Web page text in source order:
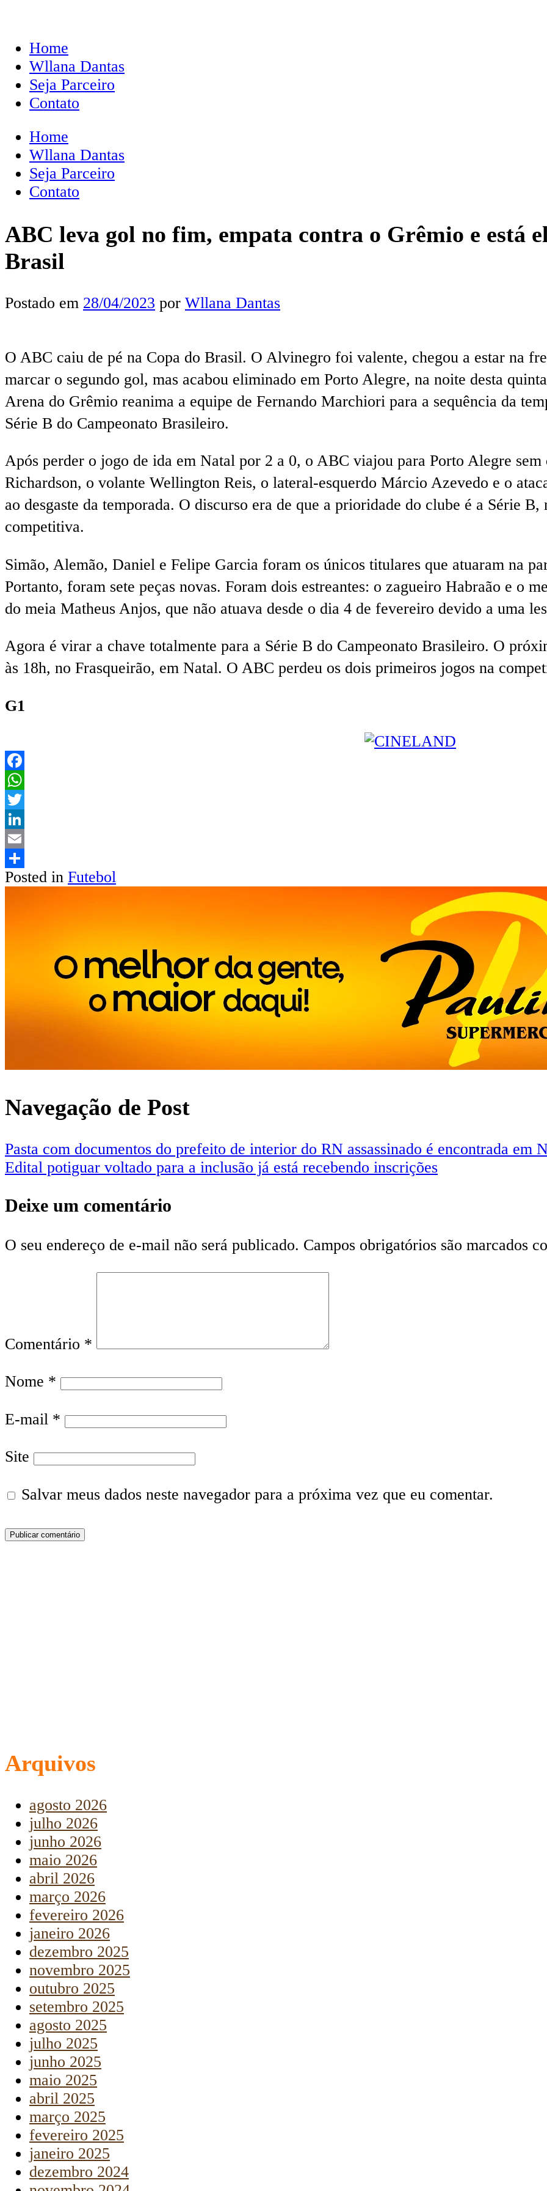
Home
Wllana Dantas
Seja Parceiro
Contato
Home
Wllana Dantas
Seja Parceiro
Contato
ABC leva gol no fim, empata contra o Grêmio e está
Brasil
Postado em 28/04/2023 por Wllana Dantas
O ABC caiu de pé na Copa do Brasil. O Alvinegro foi valente, chegou a estar na
marcar o segundo gol, mas acabou eliminado em Porto Alegre, na noite desta
Arena do Grêmio reanima a equipe de Fernando Marchiori para a sequência da
Série B do Campeonato Brasileiro.
Após perder o jogo de ida em Natal por 2 a 0, o ABC viajou para Porto Alegre
Richardson, o volante Wellington Reis, o lateral-esquerdo Márcio Azevedo e o
ao desgaste da temporada. O discurso era de que a prioridade do clube é a Série
competitiva.
Simão, Alemão, Daniel e Felipe Garcia foram os únicos titulares que atuaram na
Portanto, foram sete peças novas. Foram dois estreantes: o zagueiro Habraão e o
do meia Matheus Anjos, que não atuava desde o dia 4 de fevereiro devido a uma
Agora é virar a chave totalmente para a Série B do Campeonato Brasileiro. O
às 18h, no Frasqueirão, em Natal. O ABC perdeu os dois primeiros jogos na
G1
Facebook
WhatsApp
Twitter
LinkedIn
Email
Share
Posted in Futebol
Navegação de Post
Pasta com documentos do prefeito de interior do RN assassinado é encontrada em
Edital potiguar voltado para a inclusão já está recebendo inscrições
Deixe um comentário
O seu endereço de e-mail não será publicado. Campos obrigatórios são marcados
Comentário *
Nome *
E-mail *
Site
Salvar meus dados neste navegador para a próxima vez que eu comentar.
Arquivos
agosto 2026
julho 2026
junho 2026
maio 2026
abril 2026
março 2026
fevereiro 2026
janeiro 2026
dezembro 2025
novembro 2025
outubro 2025
setembro 2025
agosto 2025
julho 2025
junho 2025
maio 2025
abril 2025
março 2025
fevereiro 2025
janeiro 2025
dezembro 2024